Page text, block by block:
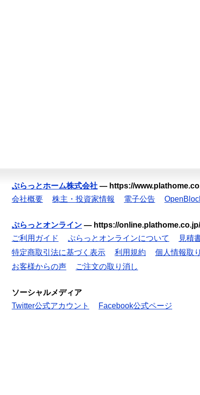
ぷらっとホーム株式会社 — https://
会社概要
株主・投資家情報 電子公告
ぷらっとオンライン — https://online.plathome.co.jp/
ご利用ガイド
ぷらっとオンラインについて 見積
特定商取引法に基づく表示
利用規約 個人情報取
お客様からの声
ご注文の取り消し
ソーシャルメディア
Twitter公式アカウント
Facebook公式ページ